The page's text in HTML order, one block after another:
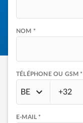
NOM *
TÉLÉPHONE OU GSM *
BE
E-MAIL *